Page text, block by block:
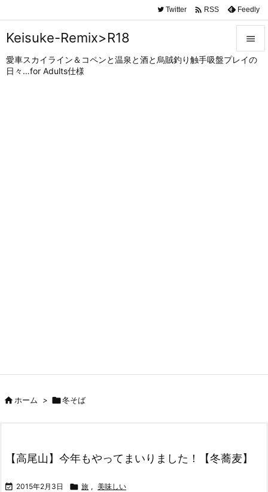
Keisuke-Remix>R18
愛車スカイライン＆コペンと温泉と酒と烏賊釣り触手吸盤プレイの
日々…for Adults仕様


Twitter  RSS Feedly
ホーム > 冬そば
【高尾山】今年もやってまいりました！【冬蕎麦】
 2015年2月3日  旅 , 美味しい